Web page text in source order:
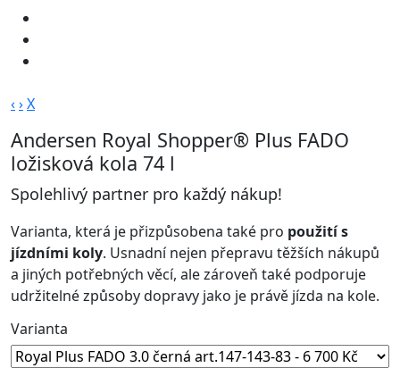
‹›X
Andersen Royal Shopper® Plus FADO
ložisková kola 74 l
Spolehlivý partner pro každý nákup!
Varianta, která je přizpůsobena také pro použití s
jízdními koly. Usnadní nejen přepravu těžších nákupů
a jiných potřebných věcí, ale zároveň také podporuje
udržitelné způsoby dopravy jako je právě jízda na kole.
Varianta